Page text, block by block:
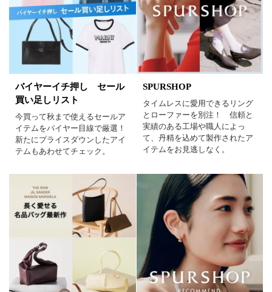
バイヤーイチ押し セール
買い足しリスト
今買って秋まで使えるセールア
イテムをバイヤー目線で厳選！
新たにプライスダウンしたアイ
テムもあわせてチェック。
SPURSHOP
タイムレスに愛用できるリング
とローファーを別注！ 信頼と
実績のある工場や職人によっ
て、丹精を込めて製作されたア
イテムをお見逃しなく。